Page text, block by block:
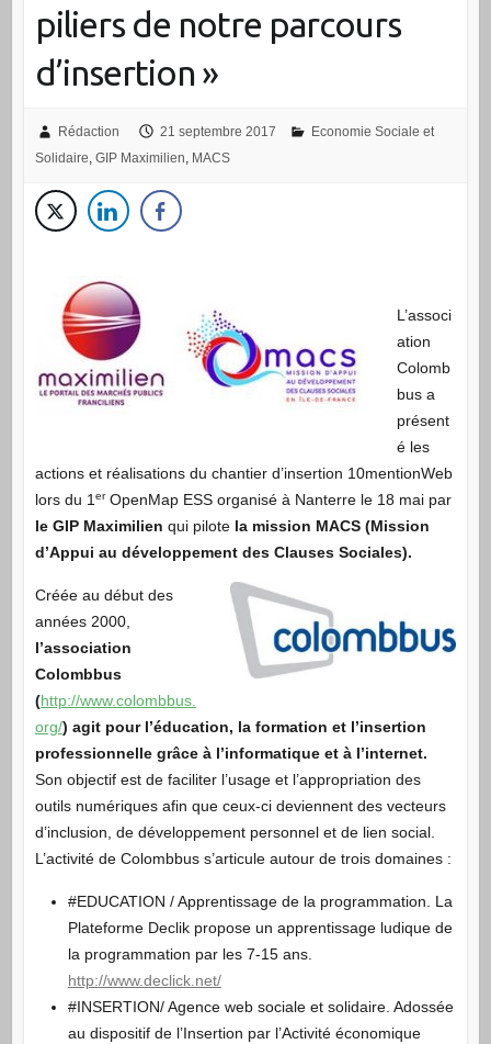
piliers de notre parcours
d’insertion »
Rédaction 21 septembre 2017
Economie Sociale et
Solidaire, GIP Maximilien, MACS
L’associ
ation
Colomb
bus a
présent
é les
actions et réalisations du chantier d’insertion 10mentionWeb
lors du 1 erOpenMap ESS organisé à Nanterre le 18 mai par
le GIP Maximilien qui pilote la mission MACS (Mission
d’Appui au développement des Clauses Sociales).
Créée au début des
années 2000,
l’association
Colombbus
(http://www.colombbus.
org/) agit pour l’éducation, la formation et l’insertion
professionnelle grâce à l’informatique et à l’internet.
Son objectif est de faciliter l’usage et l’appropriation des
outils numériques afin que ceux-ci deviennent des vecteurs
d’inclusion, de développement personnel et de lien social.
L’activité de Colombbus s’articule autour de trois domaines :
#EDUCATION / Apprentissage de la programmation. La
Plateforme Declik propose un apprentissage ludique de
la programmation par les 7-15 ans.
http://www.declick.net/
#INSERTION/ Agence web sociale et solidaire. Adossée
au dispositif de l’Insertion par l’Activité économique